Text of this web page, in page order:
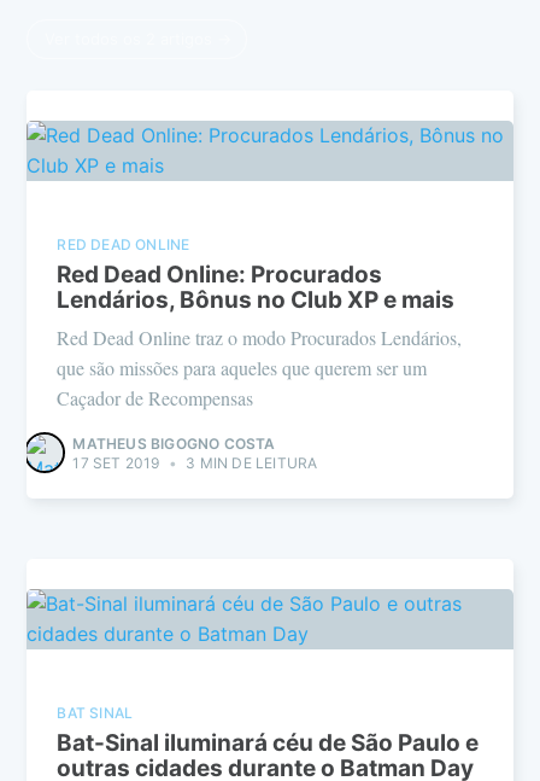
RED DEAD ONLINE
Red Dead Online: Procurados
Lendários, Bônus no Club XP e mais
Red Dead Online traz o modo Procurados Lendários,
que são missões para aqueles que querem ser um
Caçador de Recompensas
MATHEUS BIGOGNO COSTA
17 SET 2019 • 3 MIN DE LEITURA
BAT SINAL
Bat-Sinal iluminará céu de São Paulo e
outras cidades durante o Batman Day